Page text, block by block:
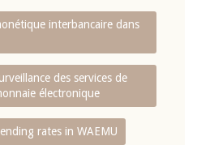
interbancaire dans
des services de
électronique
rates in WAEMU